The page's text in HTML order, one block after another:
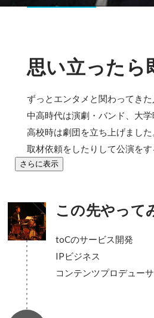
思い立ったら
ずっとエンタメと関わってきた
中高時代は演劇・バンド、大
高校時は劇団を立ち上げまし
取材依頼をしたりして公演をす
さらに表示
この先やって
toCのサービス開発
IPビジネス
コンテンツプロデュー